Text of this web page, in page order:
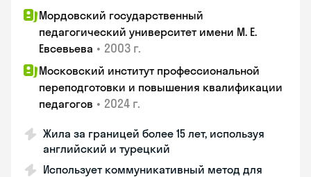
Мордовский государственный
педагогический университет имени М. Е.
Евсевьева • 2003 г.
Московский институт профессиональной
переподготовки и повышения квалификации
педагогов • 2024 г.
Жила за границей более 15 лет, используя
английский и турецкий
Использует коммуникативный метод для